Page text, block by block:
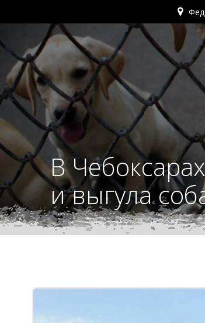
к
содержимому
В
и выгула